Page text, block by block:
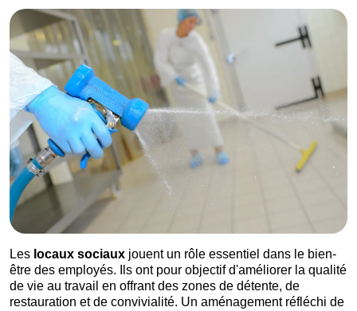
Les locaux sociaux jouent un rôle essentiel dans le bien-
être des employés. Ils ont pour objectif d'améliorer la qualité
de vie au travail en offrant des zones de détente, de
restauration et de convivialité. Un aménagement réfléchi de